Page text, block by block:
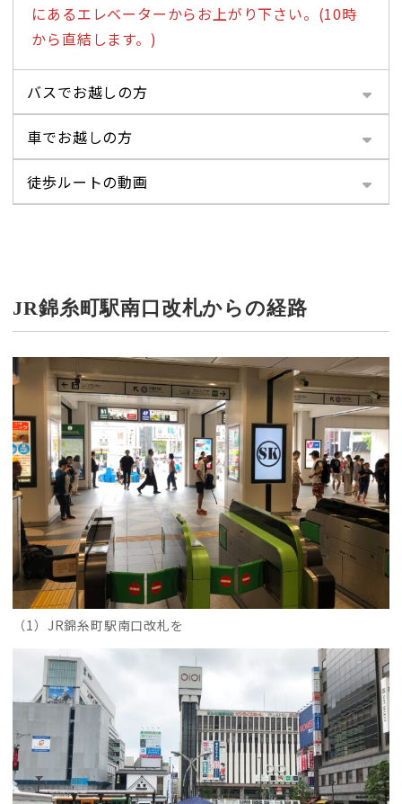
にあるエレベーターからお上がり下さい。(10時
から直結します。)
バスでお越しの方
車でお越しの方
徒歩ルートの動画
JR錦糸町駅南口改札からの経路
（1）JR錦糸町駅南口改札を